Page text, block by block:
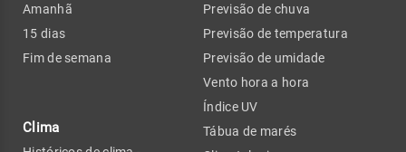
Amanhã
15 dias
Fim de semana
Clima
Previsão de chuva
Previsão de temperatura
Previsão de umidade
Vento hora a hora
Índice UV
Tábua de marés